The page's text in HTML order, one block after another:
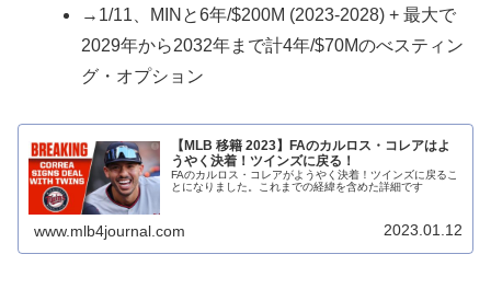
→1/11、MINと6年/$200M (2023-2028) + 最大で
2029年から2032年まで計4年/$70Mのべスティン
グ・オプション
【MLB 移籍 2023】FAのカルロス・コレアはよ
うやく決着！ツインズに戻る！
FAのカルロス・コレアがようやく決着！ツインズに戻るこ
とになりました。これまでの経緯を含めた詳細です
www.mlb4journal.com 2023.01.12